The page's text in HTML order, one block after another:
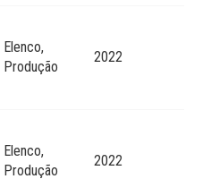
Elenco,
Produção
2022
Elenco,
Produção
2022